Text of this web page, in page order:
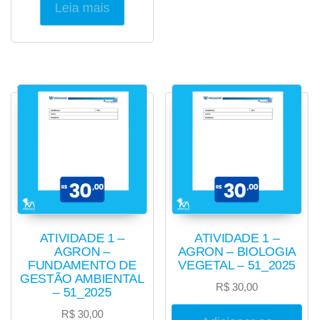
Leia mais
ATIVIDADE 1 –
AGRON –
FUNDAMENTO DE
GESTÃO AMBIENTAL
– 51_2025
R$30,00
ATIVIDADE 1 –
AGRON – BIOLOGIA
VEGETAL – 51_2025
R$ 30,00